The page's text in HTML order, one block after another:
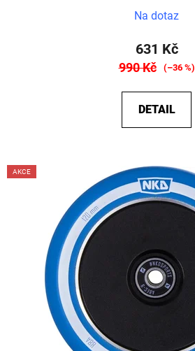
Na dotaz
631 Kč
990 Kč (–36 %)
DETAIL
AKCE